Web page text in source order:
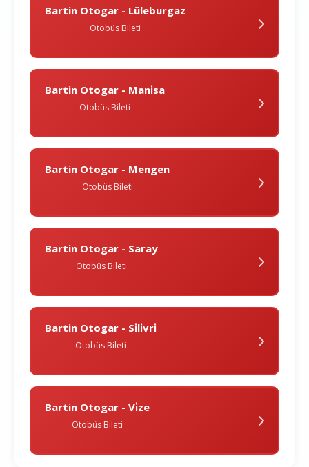
Bartin Otogar - Lüleburgaz
Otobüs Bileti
Bartin Otogar - Mani̇sa
Otobüs Bileti
Bartin Otogar - Mengen
Otobüs Bileti
Bartin Otogar - Saray
Otobüs Bileti
Bartin Otogar - Si̇li̇vri̇
Otobüs Bileti
Bartin Otogar - Vi̇ze
Otobüs Bileti